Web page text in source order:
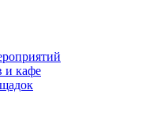
и кафе